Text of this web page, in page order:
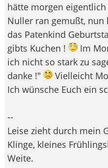
hätte morgen eigentlich
Nuller ran gemußt, nun
das Patenkind
gibts Kuchen !
Im
ich nicht so stark zu
danke !"
Vielleicht
Ich wünsche Euch ein
--
Leise zieht durch mein
Klinge, kleines
Weite.